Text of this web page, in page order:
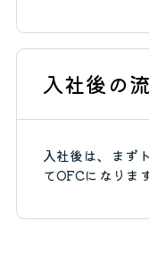
入社後の流
入社後は、まず
てOFCになります